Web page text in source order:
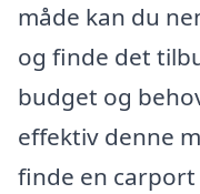
måde kan du
og finde det
budget og
effektiv denne
finde en carport